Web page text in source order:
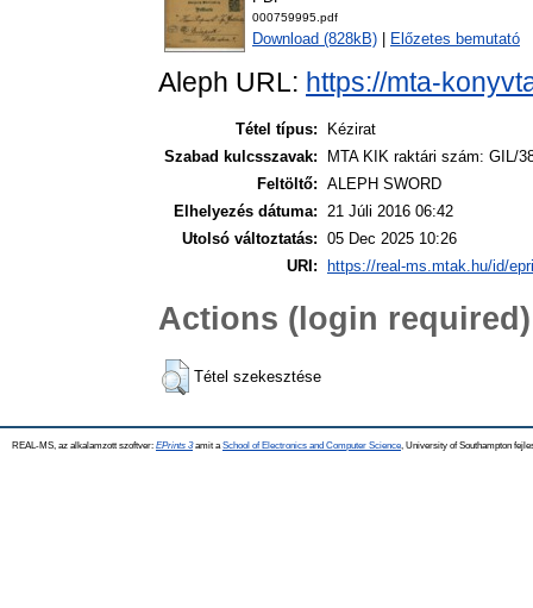
000759995.pdf
Download (828kB) Előzetes bemutató
Aleph URL: https://mta-
Tétel típus:
Kézirat
Szabad kulcsszavak:
MTA KIK raktári szám: GIL/
Feltöltő: ALEPH SWORD
Elhelyezés dátuma: 21 Júli 2016 06:42
Utolsó változtatás: 05 Dec 2025 10:26
URI:
https://real-ms.mtak.hu/id/
Actions (login required)
Tétel szekesztése
REAL-MS, az alkalamzott szoftver: EPrints 3amit a School of Electronics and Computer Science , University of Southampton